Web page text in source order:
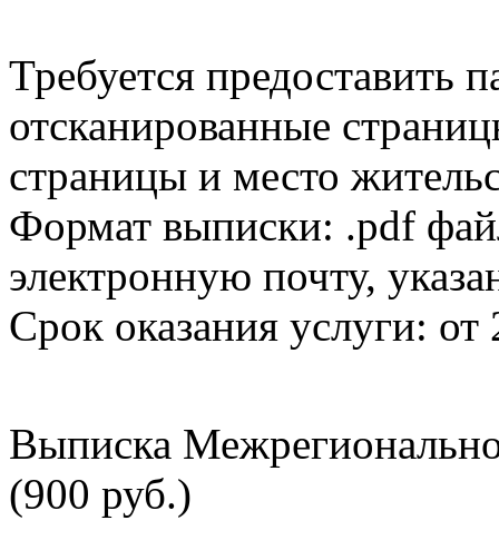
Требуется предоставить
отсканированные
страницы и место
Формат выписки: .pdf
электронную почту,
Срок оказания услуги: от
Выписка
(900 руб.)